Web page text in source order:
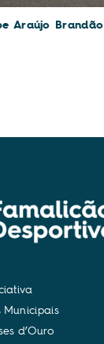
Araújo Brandão
iativa
Municipais
es d’Ouro